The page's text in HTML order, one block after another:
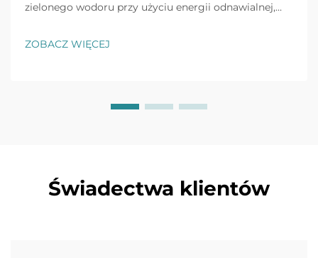
zielonego wodoru przy użyciu energii odnawialnej,
ZOBACZ WIĘCEJ
Świadectwa klientów